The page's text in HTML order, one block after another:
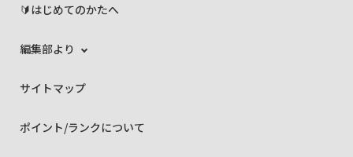
🔰はじめてのかたへ
編集部より
サイトマップ
ポイント/ランクについて